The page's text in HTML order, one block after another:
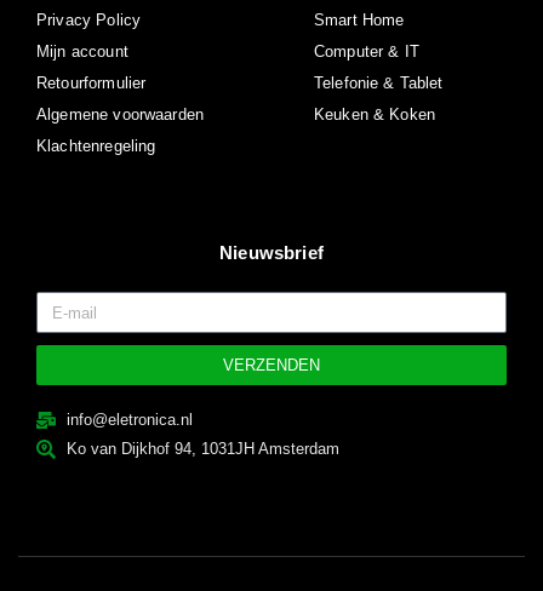
Privacy Policy
Mijn account
Retourformulier
Algemene voorwaarden
Klachtenregeling
Smart Home
Computer & IT
Telefonie & Tablet
Keuken & Koken
Nieuwsbrief
VERZENDEN
info@eletronica.nl
Ko van Dijkhof 94, 1031JH Amsterdam